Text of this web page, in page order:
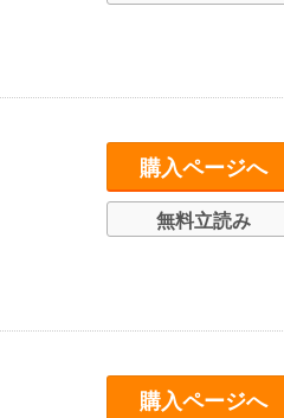
購入ページへ
無料立読み
購入ページへ